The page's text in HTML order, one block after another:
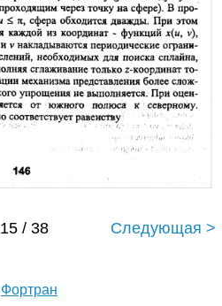
15 / 38 Следующая >
Фортран